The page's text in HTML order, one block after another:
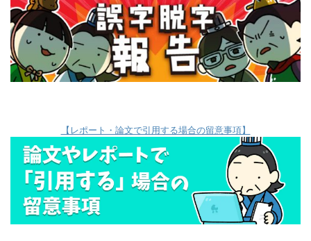
【レポート・論文で引用する場合の留意事項】